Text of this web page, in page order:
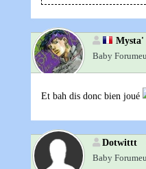
Mysta'
Baby
Et bah dis donc bien joué
Dotwittt
Baby